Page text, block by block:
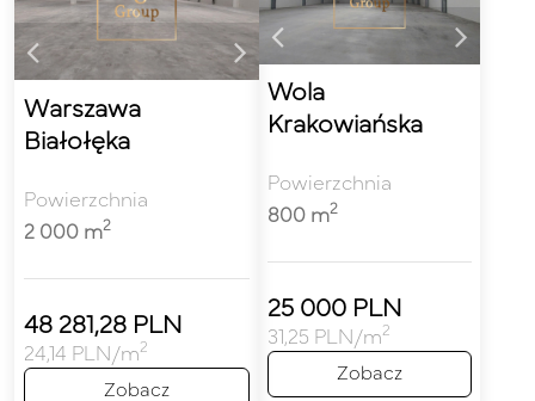
Warszawa
Białołęka
Powierzchnia
2 000 m2
48 281,28 PLN
24,14 PLN/m2
Zobacz
Wola
Krakowiańska
Powierzchnia
800 m2
25 000 PLN
31,25 PLN/m2
Zobacz